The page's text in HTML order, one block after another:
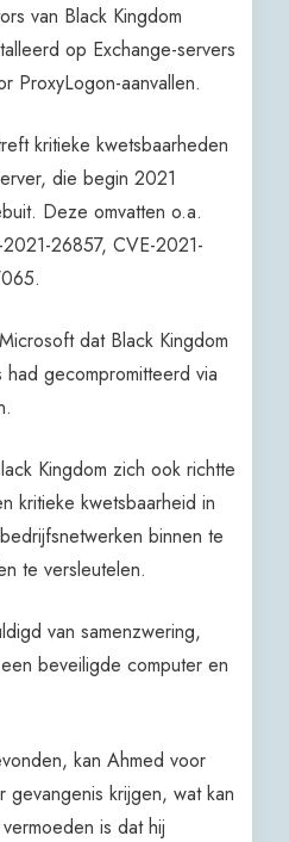
van Black Kingdom
op Exchange-servers
ProxyLogon-aanvallen.
kritieke kwetsbaarheden
die begin 2021
Deze omvatten o.a.
26857, CVE-2021-
dat Black Kingdom
gecompromitteerd via
Kingdom zich ook richtte
kritieke kwetsbaarheid in
binnen te
te versleutelen.
van samenzwering,
beveiligde computer en
kan Ahmed voor
gevangenis krijgen, wat kan
is dat hij